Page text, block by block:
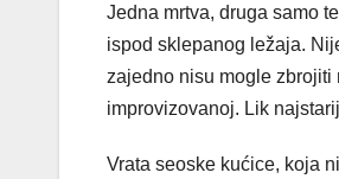
Jedna mrtva, druga samo
ispod sklepanog ležaja.
zajedno nisu mogle zbrojiti
improvizovanoj. Lik
Vrata seoske kućice, koja